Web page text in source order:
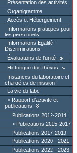
Présentation des activités
Organigramme
Accès et Hébergement
Informations pratiques pour
les personnels
Informations Egalité-
Discriminations
Évaluations de l’unité
Historique des thèses
Instances du laboratoire et
chargé.es de mission
La vie du labo
Rapport d’activité et
publications
Publications 2012-2014
Publications 2015-2017
Publications 2017-2019
Publications 2020 - 2021
Publications 2022 - 2023